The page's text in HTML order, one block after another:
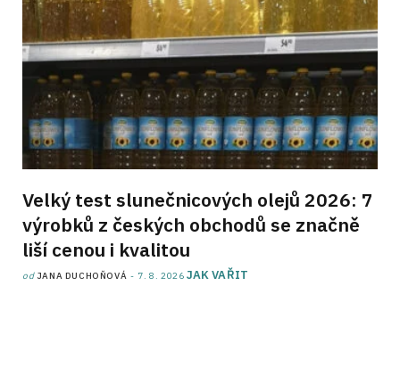
Velký test slunečnicových olejů 2026: 7
výrobků z českých obchodů se značně
liší cenou i kvalitou
od JANA DUCHOŇOVÁ 7. 8. 2026 JAK VAŘIT